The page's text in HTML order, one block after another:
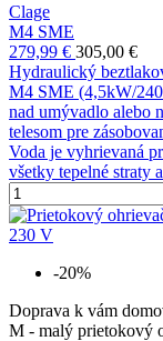
Clage
M4 SME
279,99 € 305,00 €
Hydraulický
M4 SME (4,5kW/
nad umývadlo alebo
telesom pre
Voda je vyhrievaná
všetky tepelné straty
-20%
Doprava k vám
M - malý prietokový